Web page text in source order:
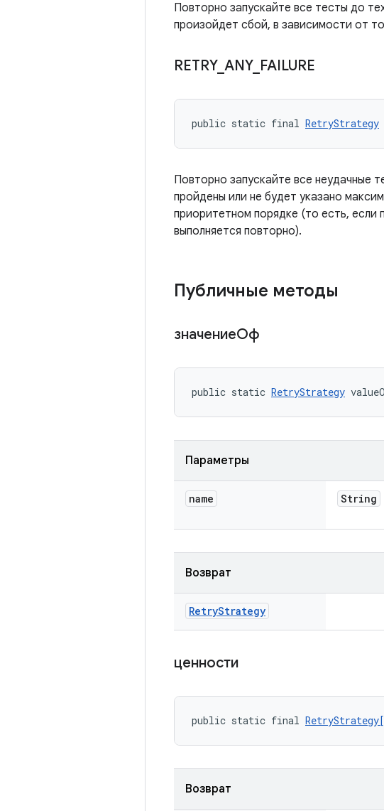
Повторно запускайте все тесты до
произойдет сбой, в зависимости от
RETRY_ ANY_ FAILURE
public static final RetryStrategy
Повторно запускайте все неудачные
пройдены или не будет указано
приоритетном порядке (то есть, если
выполняется повторно).
Публичные методы
значениеОф
public static RetryStrategy
Параметры
name String
Возврат
RetryStrategy
ценности
public static final
Возврат